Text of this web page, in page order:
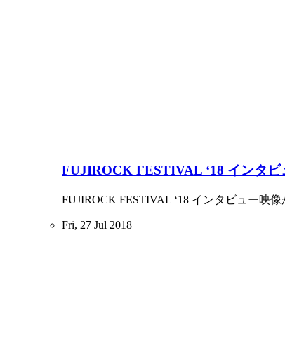
FUJIROCK FESTIVAL ‘18 インタ
FUJIROCK FESTIVAL ‘18 インタビュー映
Fri, 27 Jul 2018